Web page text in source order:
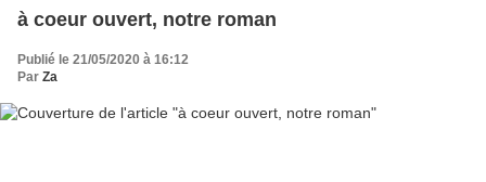
à coeur ouvert, notre roman
Publié le 21/05/2020 à 16:12
Par Za